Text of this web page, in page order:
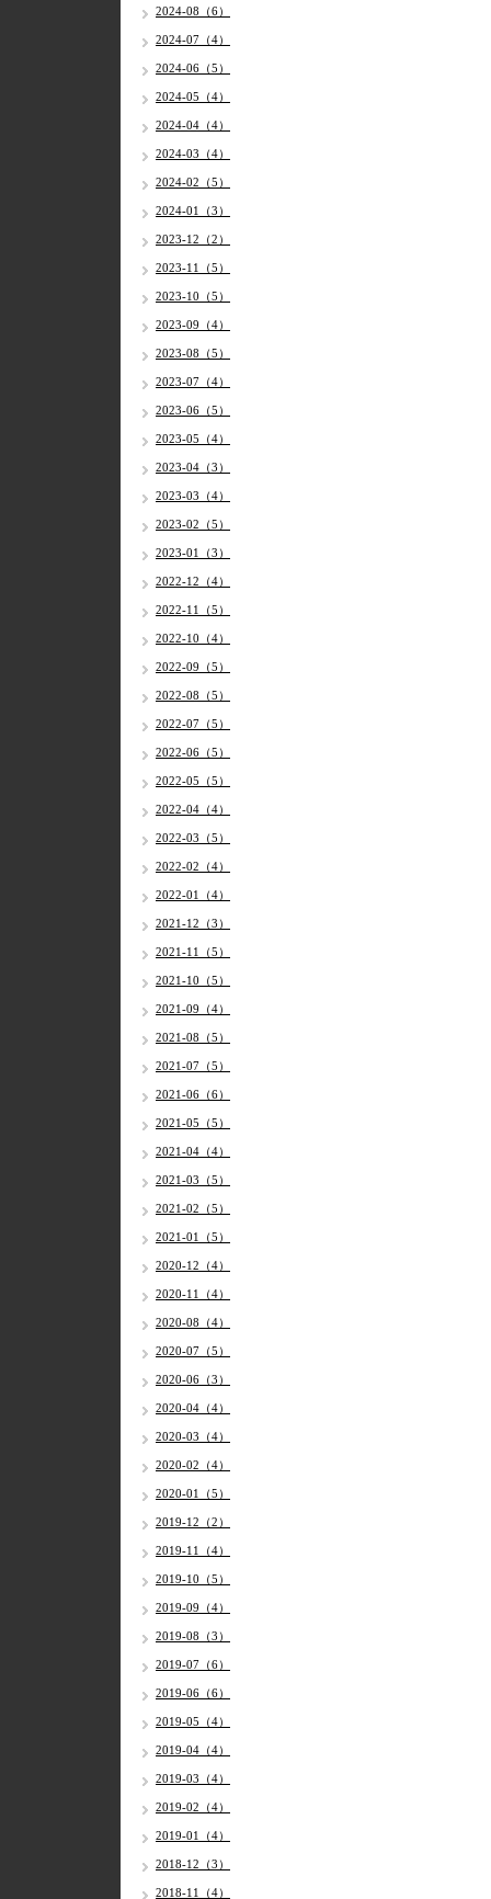
2024-08（6）
2024-07（4）
2024-06（5）
2024-05（4）
2024-04（4）
2024-03（4）
2024-02（5）
2024-01（3）
2023-12（2）
2023-11（5）
2023-10（5）
2023-09（4）
2023-08（5）
2023-07（4）
2023-06（5）
2023-05（4）
2023-04（3）
2023-03（4）
2023-02（5）
2023-01（3）
2022-12（4）
2022-11（5）
2022-10（4）
2022-09（5）
2022-08（5）
2022-07（5）
2022-06（5）
2022-05（5）
2022-04（4）
2022-03（5）
2022-02（4）
2022-01（4）
2021-12（3）
2021-11（5）
2021-10（5）
2021-09（4）
2021-08（5）
2021-07（5）
2021-06（6）
2021-05（5）
2021-04（4）
2021-03（5）
2021-02（5）
2021-01（5）
2020-12（4）
2020-11（4）
2020-08（4）
2020-07（5）
2020-06（3）
2020-04（4）
2020-03（4）
2020-02（4）
2020-01（5）
2019-12（2）
2019-11（4）
2019-10（5）
2019-09（4）
2019-08（3）
2019-07（6）
2019-06（6）
2019-05（4）
2019-04（4）
2019-03（4）
2019-02（4）
2019-01（4）
2018-12（3）
2018-11（4）